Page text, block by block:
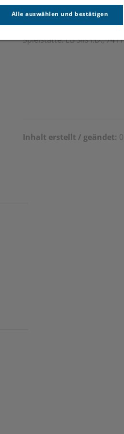
Spielstätte: EB Sils i.D.,
Inhalt erstellt / geändet:
Alle auswählen und bestätigen